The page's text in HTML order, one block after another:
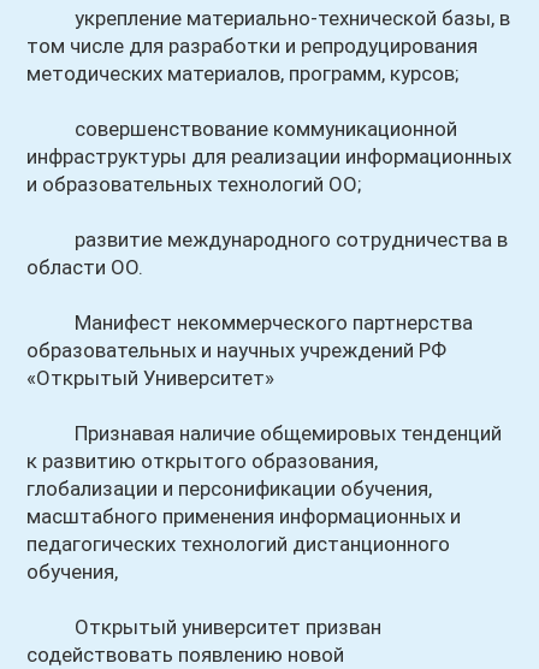
укрепление материально-технической базы, в
том числе для разработки и репродуцирования
методических материалов, программ, курсов;
совершенствование коммуникационной
инфраструктуры для реализации информационных
и образовательных технологий ОО;
развитие международного сотрудничества в
области ОО.
Манифест некоммерческого партнерства
образовательных и научных учреждений РФ
«Открытый Университет»
Признавая наличие общемировых тенденций
к развитию открытого образования,
глобализации и персонификации обучения,
масштабного применения информационных и
педагогических технологий дистанционного
обучения,
Открытый университет призван
содействовать появлению новой